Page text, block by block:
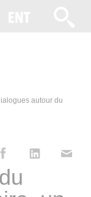
autour du